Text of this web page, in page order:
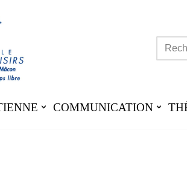
COMMUNICATION